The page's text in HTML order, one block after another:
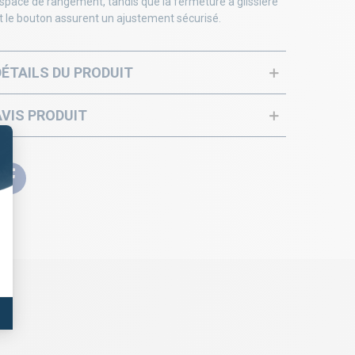
le bouton assurent un ajustement sécurisé.
DU PRODUIT
PRODUIT